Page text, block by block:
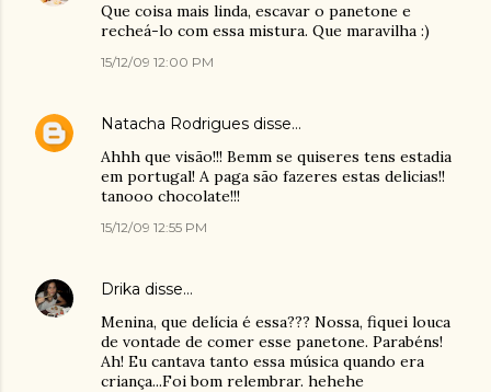
Que coisa mais linda, escavar o panetone e
recheá-lo com essa mistura. Que maravilha :)
15/12/09 12:00 PM
Natacha Rodrigues disse…
Ahhh que visão!!! Bemm se quiseres tens estadia
em portugal! A paga são fazeres estas delicias!!
tanooo chocolate!!!
15/12/09 12:55 PM
Drika disse…
Menina, que delícia é essa??? Nossa, fiquei louca
de vontade de comer esse panetone. Parabéns!
Ah! Eu cantava tanto essa música quando era
criança...Foi bom relembrar. hehehe